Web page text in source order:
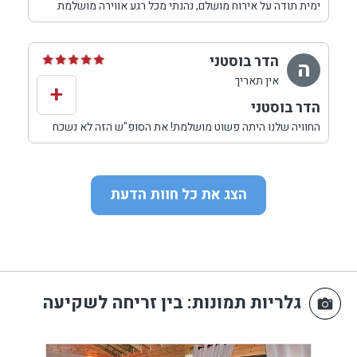
ימית תודה על אירוח מושלם, נהנתי מכל רגע אווירה מושלמת
,שירות חם ואדיב ,נתראה שוב בקרוב.
ה הדר בוסטני
אין תאריך
הדר בוסטני
החוויה שלנו היתה פשוט מושלמת! את הסופ"ש הזה לא נשכח
המון זמן! קיבלו את פנינו בכל-כך נחמדות!
אנחנו זוג עם שני ילדים בני 7 ו-4. לקחנו את הוילה הגדולה
ביחד עם עוד 2 זוגות חברים, שגם להם ילדים בערך באותם
הגילאים, לשישי-שבת ונהנינו מכל שניה. הילדים השתוללו
נוחות שפשוט לא רוצים להפסיק לישון, הסלון נוח ויש מסך
מחובר ללוויין , כך שאפשר להעסיק את הילדים גם עם
והג'קוזי הגדול שלא רצינו לצאת ממנו.
+
הצג את כל חוות הדעת
גלריות תמונות: בין זריחה לשקיעה